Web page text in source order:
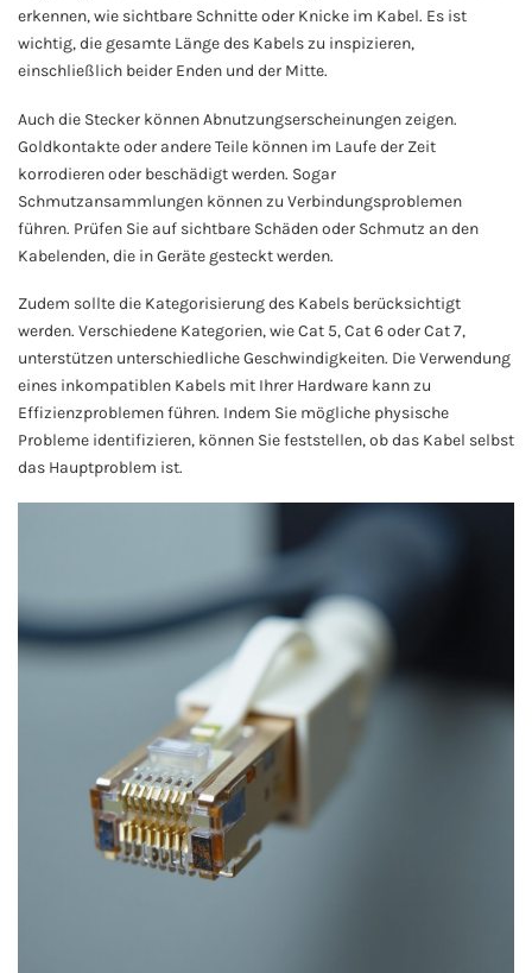
erkennen, wie sichtbare Schnitte oder Knicke im Kabel. Es ist
wichtig, die gesamte Länge des Kabels zu inspizieren,
einschließlich beider Enden und der Mitte.
Auch die Stecker können Abnutzungserscheinungen zeigen.
Goldkontakte oder andere Teile können im Laufe der Zeit
korrodieren oder beschädigt werden. Sogar
Schmutzansammlungen können zu Verbindungsproblemen
führen. Prüfen Sie auf sichtbare Schäden oder Schmutz an den
Kabelenden, die in Geräte gesteckt werden.
Zudem sollte die Kategorisierung des Kabels berücksichtigt
werden. Verschiedene Kategorien, wie Cat 5, Cat 6 oder Cat 7,
unterstützen unterschiedliche Geschwindigkeiten. Die Verwendung
eines inkompatiblen Kabels mit Ihrer Hardware kann zu
Effizienzproblemen führen. Indem Sie mögliche physische
Probleme identifizieren, können Sie feststellen, ob das Kabel selbst
das Hauptproblem ist.